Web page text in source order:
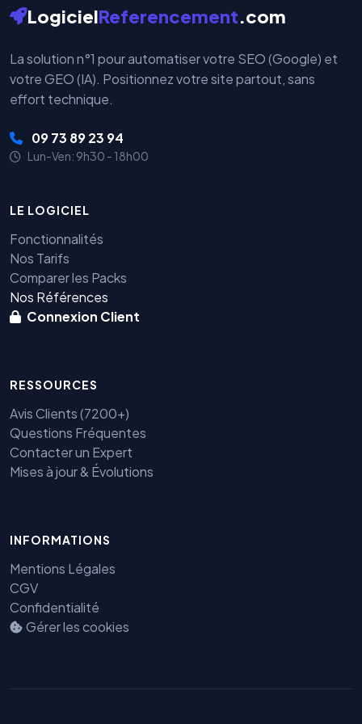
LogicielReferencement.com
La solution n°1 pour automatiser votre SEO (Google) et
votre GEO (IA). Positionnez votre site partout, sans
effort technique.
09 73 89 23 94
Lun-Ven: 9h30 - 18h00
LE LOGICIEL
Fonctionnalités
Nos Tarifs
Comparer les Packs
Nos Références
Connexion Client
RESSOURCES
Avis Clients (7200+)
Questions Fréquentes
Contacter un Expert
Mises à jour & Évolutions
INFORMATIONS
Mentions Légales
CGV
Confidentialité
Gérer les cookies